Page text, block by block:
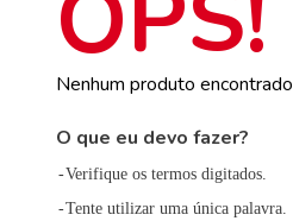
Nenhum produto encontrado
O que eu devo fazer?
Verifique os termos digitados.
Tente utilizar uma única palavra.